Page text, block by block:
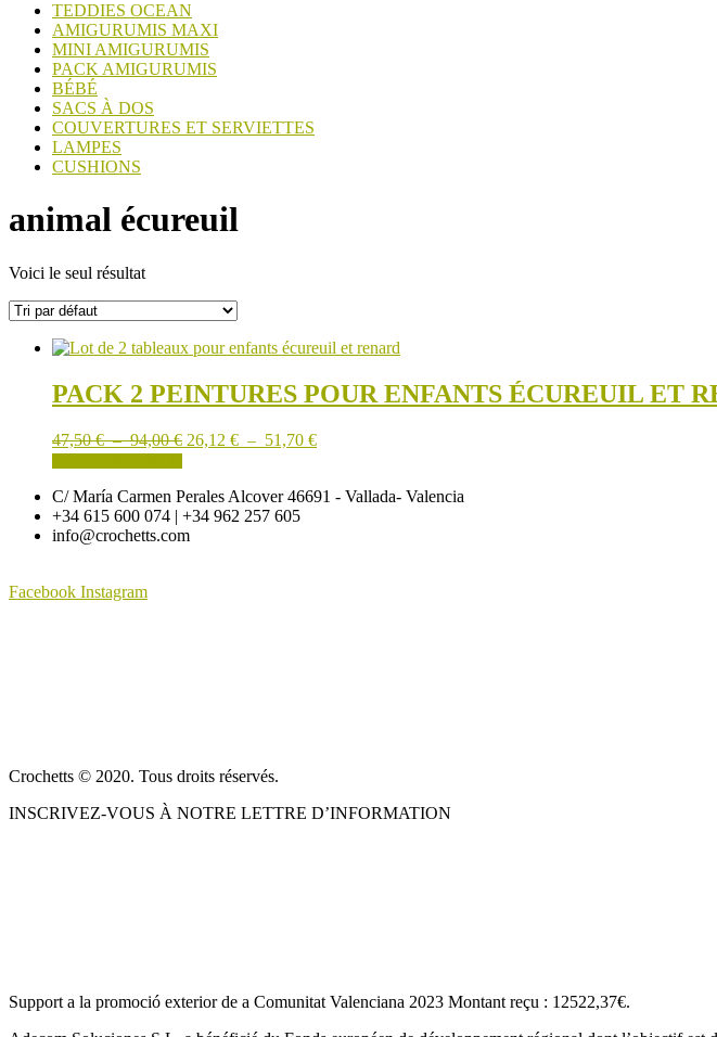
TEDDIES OCEAN
AMIGURUMIS MAXI
MINI AMIGURUMIS
PACK AMIGURUMIS
BÉBÉ
SACS À DOS
COUVERTURES ET SERVIETTES
LAMPES
CUSHIONS
animal écureuil
Voici le seul résultat
PACK 2 PEINTURES POUR ENFANTS ÉCUREUIL ET
47,50€ – 94,00€Plage
de
47,50 €
à
94,00 €
26,12 € – 51,70 €Plage
26,12 €
Ce
a
plusieurs
variations.
C/ María Carmen Perales Alcover 46691 - Vallada- Valencia
+34 615 600 074 | +34 962 257 605
info@crochetts.com
Facebook Instagram
Crochetts © 2020. Tous droits réservés.
INSCRIVEZ-VOUS À NOTRE LETTRE D’INFORMATION
Support a la promoció exterior de a Comunitat Valenciana 2023 Montant reçu : 12522,37€.